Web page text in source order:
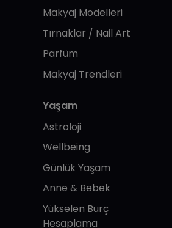
Makyaj Modelleri
Tırnaklar / Nail Art
Parfüm
Makyaj Trendleri
Yaşam
Astroloji
Wellbeing
Günlük Yaşam
Anne & Bebek
Yükselen Burç
Hesaplama